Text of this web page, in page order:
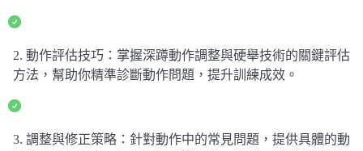
2. 動作評估技巧：掌握深蹲動作調整與硬舉技術的關鍵評估
方法，幫助你精準診斷動作問題，提升訓練成效。
3. 調整與修正策略：針對動作中的常見問題，提供具體的動